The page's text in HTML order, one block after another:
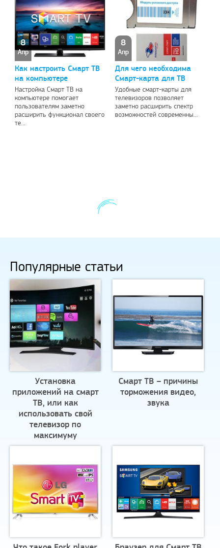
8
Апр
Как настроить Смарт ТВ
на компьютере
Настройка Смарт ТВ на
компьютере помогает
пользователям заметно
расширить функционал своего
те...
8
Апр
Для чего необходима
Смарт-карта для ТВ
Удобные смарт-карты для
телевизоров позволяет
заметно расширить спектр
возможностей современны...
Популярные статьи
Установка
приложений на смарт
ТВ, или как
использовать свой
телевизор по
максимуму
Смарт ТВ – причины
торможения видео,
звука